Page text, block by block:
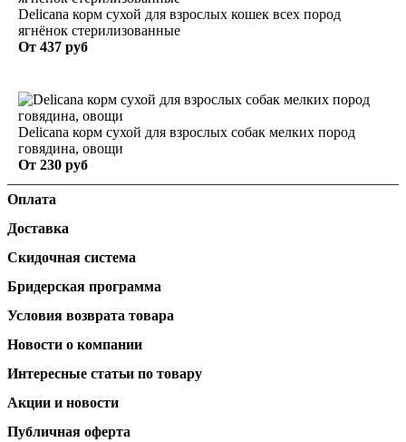
Delicana корм сухой для взрослых кошек всех пород
ягнёнок стерилизованные
От 437 руб
Delicana корм сухой для взрослых собак мелких пород
говядина, овощи
От 230 руб
Оплата
Доставка
Скидочная система
Бридерская программа
Условия возврата товара
Новости о компании
Интересные статьи по товару
Акции и новости
Публичная оферта